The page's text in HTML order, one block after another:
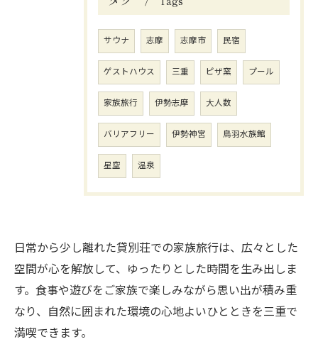
サウナ 志摩 志摩市 民宿
ゲストハウス 三重 ピザ窯 プール
家族旅行 伊勢志摩 大人数
バリアフリー 伊勢神宮 鳥羽水族館
星空 温泉
日常から少し離れた貸別荘での家族旅行は、広々とした
空間が心を解放して、ゆったりとした時間を生み出しま
す。食事や遊びをご家族で楽しみながら思い出が積み重
なり、自然に囲まれた環境の心地よいひとときを三重で
満喫できます。